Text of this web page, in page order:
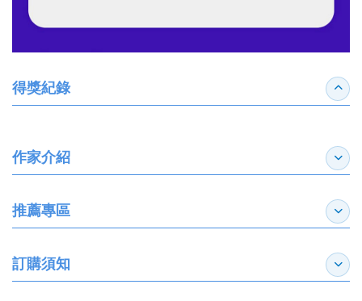
得獎紀錄 收合
作家介紹 展開
推薦專區 展開
訂購須知 展開